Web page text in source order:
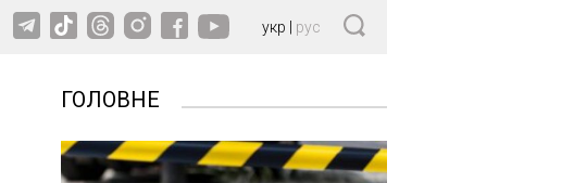
укр рус
ГОЛОВНЕ